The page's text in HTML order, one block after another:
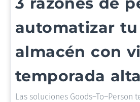
automatizar tu
almacén con
temporada alta
Las soluciones